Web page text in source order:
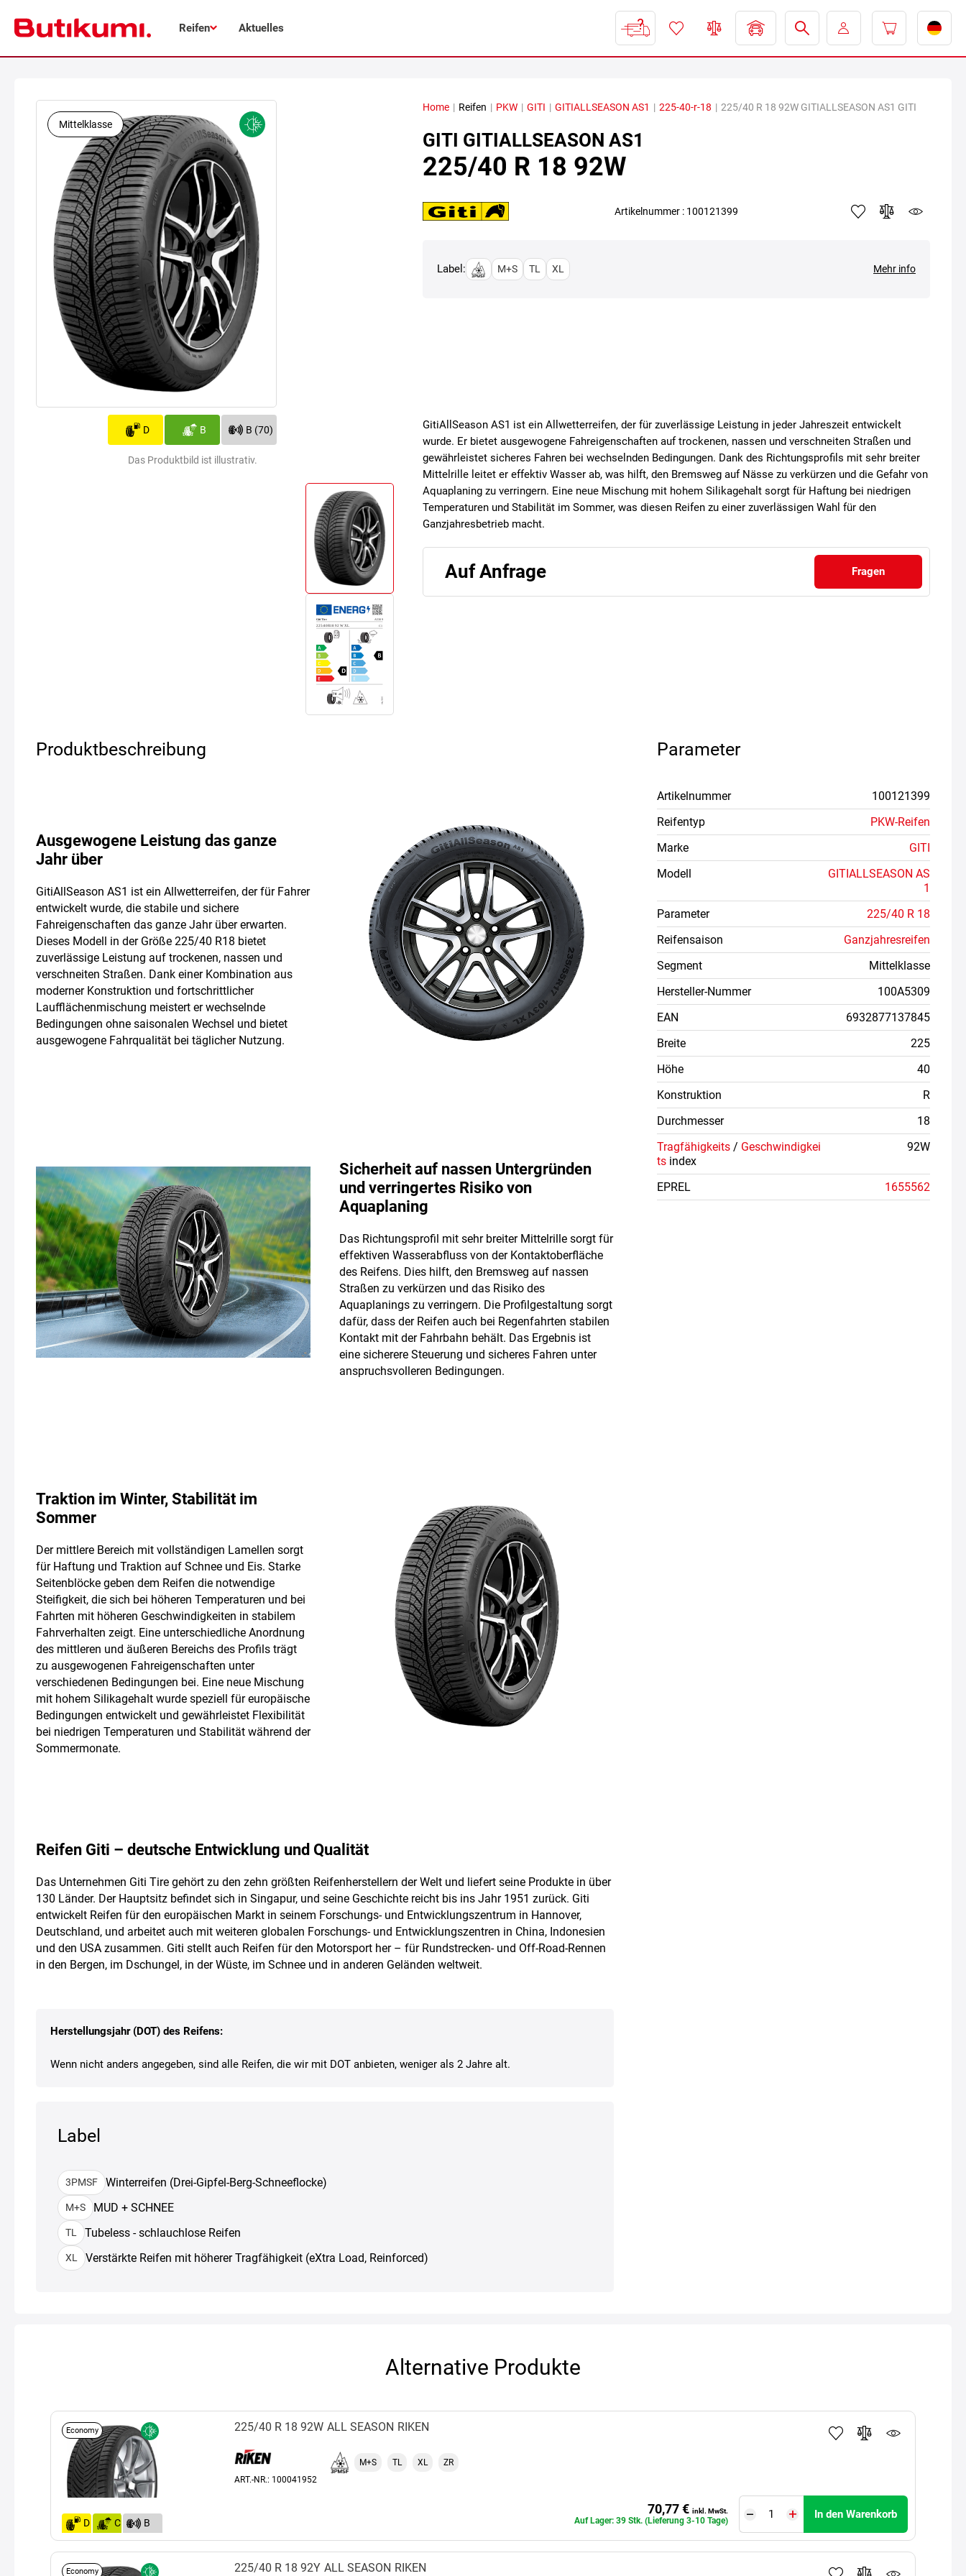
Reifen Aktuelles
Mittelklasse
D B B (70)
Das Produktbild ist illustrativ.
Home | Reifen | PKW | GITI | GITIALLSEASON AS1 | 225-40-r-18 | 225/40 R 18 92W GITIALLSEASON AS1 GITI
GITI GITIALLSEASON AS1
225/40 R 18 92W
Artikelnummer : 100121399
Label: M+S TL XL Mehr info
GitiAllSeason AS1 ist ein Allwetterreifen, der für zuverlässige Leistung in jeder Jahreszeit entwickelt
wurde. Er bietet ausgewogene Fahreigenschaften auf trockenen, nassen und verschneiten Straßen und
gewährleistet sicheres Fahren bei wechselnden Bedingungen. Dank des Richtungsprofils mit sehr breiter
Mittelrille leitet er effektiv Wasser ab, was hilft, den Bremsweg auf Nässe zu verkürzen und die Gefahr von
Aquaplaning zu verringern. Eine neue Mischung mit hohem Silikagehalt sorgt für Haftung bei niedrigen
Temperaturen und Stabilität im Sommer, was diesen Reifen zu einer zuverlässigen Wahl für den
Ganzjahresbetrieb macht.
Auf Anfrage Fragen
Produktbeschreibung
Ausgewogene Leistung das ganze
Jahr über
GitiAllSeason AS1 ist ein Allwetterreifen, der für Fahrer
entwickelt wurde, die stabile und sichere
Fahreigenschaften das ganze Jahr über erwarten.
Dieses Modell in der Größe 225/40 R18 bietet
zuverlässige Leistung auf trockenen, nassen und
verschneiten Straßen. Dank einer Kombination aus
moderner Konstruktion und fortschrittlicher
Laufflächenmischung meistert er wechselnde
Bedingungen ohne saisonalen Wechsel und bietet
ausgewogene Fahrqualität bei täglicher Nutzung.
Sicherheit auf nassen Untergründen
und verringertes Risiko von
Aquaplaning
Das Richtungsprofil mit sehr breiter Mittelrille sorgt für
effektiven Wasserabfluss von der Kontaktoberfläche
des Reifens. Dies hilft, den Bremsweg auf nassen
Straßen zu verkürzen und das Risiko des
Aquaplanings zu verringern. Die Profilgestaltung sorgt
dafür, dass der Reifen auch bei Regenfahrten stabilen
Kontakt mit der Fahrbahn behält. Das Ergebnis ist
eine sicherere Steuerung und sicheres Fahren unter
anspruchsvolleren Bedingungen.
Traktion im Winter, Stabilität im
Sommer
Der mittlere Bereich mit vollständigen Lamellen sorgt
für Haftung und Traktion auf Schnee und Eis. Starke
Seitenblöcke geben dem Reifen die notwendige
Steifigkeit, die sich bei höheren Temperaturen und bei
Fahrten mit höheren Geschwindigkeiten in stabilem
Fahrverhalten zeigt. Eine unterschiedliche Anordnung
des mittleren und äußeren Bereichs des Profils trägt
zu ausgewogenen Fahreigenschaften unter
verschiedenen Bedingungen bei. Eine neue Mischung
mit hohem Silikagehalt wurde speziell für europäische
Bedingungen entwickelt und gewährleistet Flexibilität
bei niedrigen Temperaturen und Stabilität während der
Sommermonate.
Reifen Giti – deutsche Entwicklung und Qualität
Das Unternehmen Giti Tire gehört zu den zehn größten Reifenherstellern der Welt und liefert seine Produkte in über
130 Länder. Der Hauptsitz befindet sich in Singapur, und seine Geschichte reicht bis ins Jahr 1951 zurück. Giti
entwickelt Reifen für den europäischen Markt in seinem Forschungs- und Entwicklungszentrum in Hannover,
Deutschland, und arbeitet auch mit weiteren globalen Forschungs- und Entwicklungszentren in China, Indonesien
und den USA zusammen. Giti stellt auch Reifen für den Motorsport her – für Rundstrecken- und Off-Road-Rennen
in den Bergen, im Dschungel, in der Wüste, im Schnee und in anderen Geländen weltweit.
Herstellungsjahr (DOT) des Reifens:
Wenn nicht anders angegeben, sind alle Reifen, die wir mit DOT anbieten, weniger als 2 Jahre alt.
Label
3PMSF Winterreifen (Drei-Gipfel-Berg-Schneeflocke)
M+S MUD + SCHNEE
TL Tubeless - schlauchlose Reifen
XL Verstärkte Reifen mit höherer Tragfähigkeit (eXtra Load, Reinforced)
Parameter
Artikelnummer
100121399
Reifentyp
PKW-Reifen
Marke
GITI
Modell
GITIALLSEASON AS
1
Parameter
225/40 R 18
Reifensaison
Ganzjahresreifen
Segment
Mittelklasse
Hersteller-Nummer
100A5309
EAN
6932877137845
Breite
225
Höhe
40
Konstruktion
R
Durchmesser
18
Tragfähigkeits / Geschwindigkei
ts index
92W
EPREL 1655562
Alternative Produkte
Economy
D C
B
(70)
RIKEN
ALL SEASON
225/40 R 18 92W
ART.-NR.: 100041952
M+S TL XL ZR
70,77 € inkl. MwSt.
Auf Lager: 39 Stk. (Lieferung 3-10 Tage) In den Warenkorb
Economy RIKEN
ALL SEASON
225/40 R 18 92Y